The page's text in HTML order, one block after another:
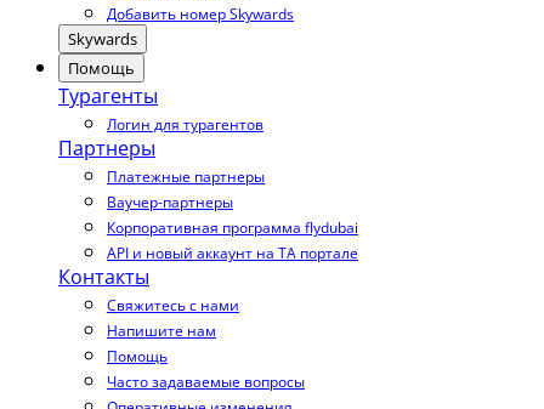
Добавить номер Skywards
Skywards
Помощь
Турагенты
Логин для турагентов
Партнеры
Платежные партнеры
Ваучер-партнеры
Корпоративная программа flydubai
API и новый аккаунт на TA портале
Контакты
Свяжитесь с нами
Напишите нам
Помощь
Часто задаваемые вопросы